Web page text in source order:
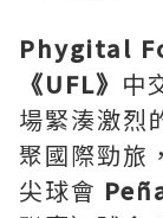
Phygital
《UFL》 中
場緊湊激烈
聚國際勁旅
尖球會